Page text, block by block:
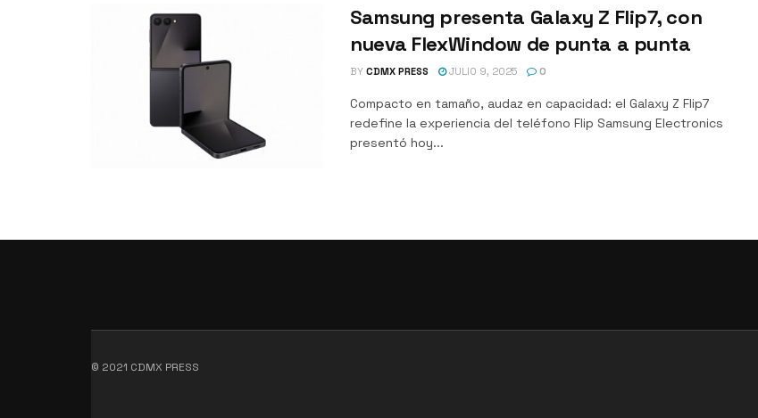
Samsung presenta Galaxy Z Flip7, con
nueva FlexWindow de punta a punta
BY CDMX PRESS JULIO 9, 2025 0
Compacto en tamaño, audaz en capacidad: el Galaxy Z Flip7
redefine la experiencia del teléfono Flip Samsung Electronics
presentó hoy...
© 2021 CDMX PRESS